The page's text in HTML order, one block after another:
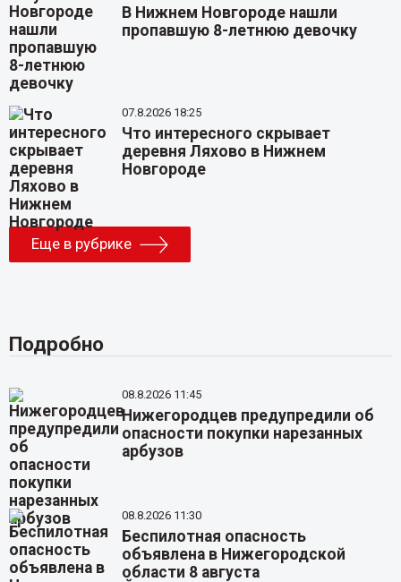
В Нижнем Новгороде нашли
пропавшую 8-летнюю девочку
07.8.2026 18:25
Что интересного скрывает
деревня Ляхово в Нижнем
Новгороде
Еще в рубрике
Подробно
08.8.2026 11:45
Нижегородцев предупредили об
опасности покупки нарезанных
арбузов
08.8.2026 11:30
Беспилотная опасность
объявлена в Нижегородской
области 8 августа